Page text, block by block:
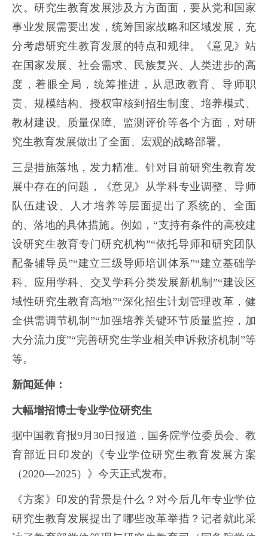
次。研究生教育发展涉及方方面面，要从党和国家
事业发展需要出发，统筹国家战略和区域发展，充
分考虑研究生教育发展的特点和规律。《意见》站
在国家发展、社会需求、民族复兴、人类进步的高
度，着眼全局，统筹推进，从思政教育、导师职
责、规模结构、授权审核到招生制度、培养模式、
教材建设、质量保障、监测评价等各个方面，对研
究生教育发展做出了全面、宏观的战略部署。
三是措施落地，发力精准。针对目前研究生教育发
展中存在的问题，《意见》从学科专业调整、导师
队伍建设、人才培养等层面提出了系统的、全面
的、落地的具体措施。例如，“支持有条件的高校建
设研究生教育专门研究机构”“依托导师和研究团队
配备辅导员”“建立三级导师培训体系”“建立基础学
科、应用学科、交叉学科分类发展新机制”“建设区
域性研究生教育高地”“深化招生计划管理改革，健
全供需调节机制”“加强培养关键环节质量监控，加
大分流力度”“完善研究生学业相关申诉救济机制”等
等。
新闻延伸：
大幅增招博士专业学位研究生
据中国教育报9月30日报道，国务院学位委员会、教
育部近日印发的《专业学位研究生教育发展方案
（2020—2025）》今天正式发布。
《方案》印发的背景是什么？对今后几年专业学位
研究生教育发展提出了哪些改革举措？记者就此采